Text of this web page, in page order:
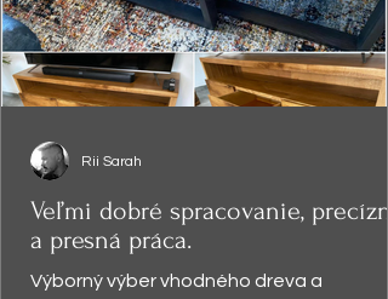
Veľmi dobré spracovanie, precízna
a presná práca.
Výborný výber vhodného dreva a
Rii Sarah